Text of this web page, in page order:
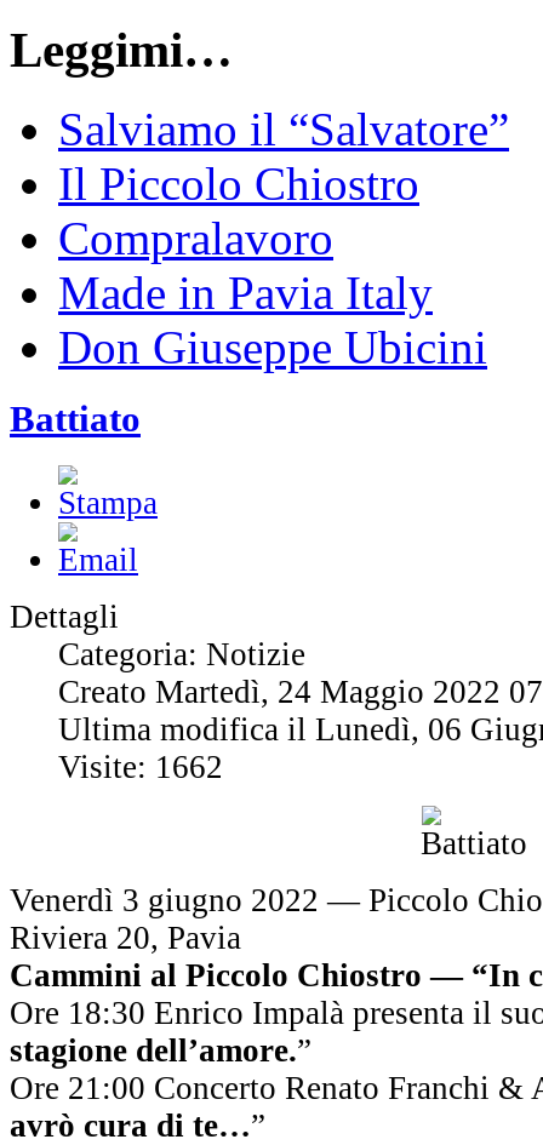
Leggimi…
Salviamo il “Salvatore”
Il Piccolo Chiostro
Compralavoro
Made in Pavia Italy
Don Giuseppe Ubicini
Battiato
Dettagli
Categoria: Notizie
Creato Martedì, 24 Maggio 2022
Ultima modifica il Lunedì, 06
Visite: 1662
Venerdì 3 giugno 2022 — Piccolo
Riviera 20, Pavia
Cammini al Piccolo Chiostro — “In
Ore 18:30 Enrico Impalà presenta il
stagione dell’amore.”
Ore 21:00 Concerto Renato Franchi &
avrò cura di te…”